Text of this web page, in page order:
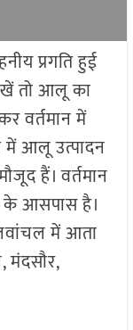
प्रगति हुई
तो आलू का
वर्तमान में
में आलू उत्पादन
हैं। वर्तमान
के आसपास है।
में आता
मंदसौर,